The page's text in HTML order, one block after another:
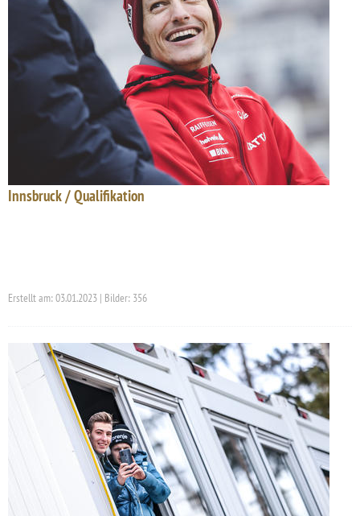
Innsbruck / Qualifikation
Erstellt am: 03.01.2023 | Bilder: 356